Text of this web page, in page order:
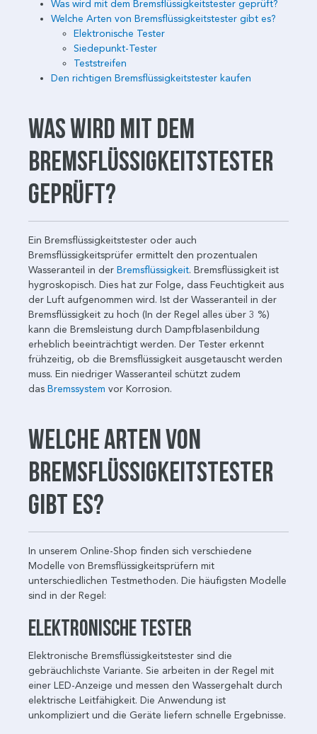
Was wird mit dem Bremsflüssigkeitstester geprüft?
Welche Arten von Bremsflüssigkeitstester gibt es?
Elektronische Tester
Siedepunkt-Tester
Teststreifen
Den richtigen Bremsflüssigkeitstester kaufen
Was wird mit dem
Bremsflüssigkeitstester
geprüft?
Ein Bremsflüssigkeitstester oder auch
Bremsflüssigkeitsprüfer ermittelt den prozentualen
Wasseranteil in der Bremsflüssigkeit. Bremsflüssigkeit ist
hygroskopisch. Dies hat zur Folge, dass Feuchtigkeit aus
der Luft aufgenommen wird. Ist der Wasseranteil in der
Bremsflüssigkeit zu hoch (In der Regel alles über 3 %)
kann die Bremsleistung durch Dampfblasenbildung
erheblich beeinträchtigt werden. Der Tester erkennt
frühzeitig, ob die Bremsflüssigkeit ausgetauscht werden
muss. Ein niedriger Wasseranteil schützt zudem
das Bremssystem vor Korrosion.
Welche Arten von
Bremsflüssigkeitstester
gibt es?
In unserem Online-Shop finden sich verschiedene
Modelle von Bremsflüssigkeitsprüfern mit
unterschiedlichen Testmethoden. Die häufigsten Modelle
sind in der Regel:
Elektronische Tester
Elektronische Bremsflüssigkeitstester sind die
gebräuchlichste Variante. Sie arbeiten in der Regel mit
einer LED-Anzeige und messen den Wassergehalt durch
elektrische Leitfähigkeit. Die Anwendung ist
unkompliziert und die Geräte liefern schnelle Ergebnisse.